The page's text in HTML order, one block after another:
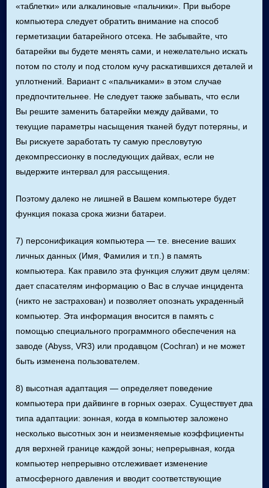
«таблетки» или алкалиновые «пальчики». При выборе
компьютера следует обратить внимание на способ
герметизации батарейного отсека. Не забывайте, что
батарейки вы будете менять сами, и нежелательно искать
потом по столу и под столом кучу раскатившихся деталей и
уплотнений. Вариант с «пальчиками» в этом случае
предпочтительнее. Не следует также забывать, что если
Вы решите заменить батарейки между дайвами, то
текущие параметры насыщения тканей будут потеряны, и
Вы рискуете заработать ту самую пресловутую
декомпрессионку в последующих дайвах, если не
выдержите интервал для рассыщения.
Поэтому далеко не лишней в Вашем компьютере будет
функция показа срока жизни батареи.
7) персонификация компьютера — т.е. внесение ваших
личных данных (Имя, Фамилия и т.п.) в память
компьютера. Как правило эта функция служит двум целям:
дает спасателям информацию о Вас в случае инцидента
(никто не застрахован) и позволяет опознать украденный
компьютер. Эта информация вносится в память с
помощью специального программного обеспечения на
заводе (Abyss, VR3) или продавцом (Cochran) и не может
быть изменена пользователем.
8) высотная адаптация — определяет поведение
компьютера при дайвинге в горных озерах. Существует два
типа адаптации: зонная, когда в компьютер заложено
несколько высотных зон и неизменяемые коэффициенты
для верхней границе каждой зоны; непрерывная, когда
компьютер непрерывно отслеживает изменение
атмосферного давления и вводит соответствующие